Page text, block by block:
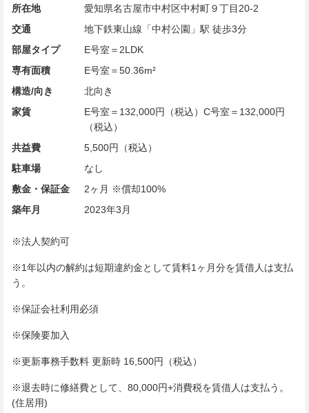
所在地
愛知県名古屋市中村区中村町９丁目20-2
交通
地下鉄東山線「中村公園」駅 徒歩3分
部屋タイプ
E号室＝2LDK
専有面積
E号室＝50.36m²
構造/向き
北向き
家賃
E号室＝132,000円（税込）C号室＝132,000円
（税込）
共益費
5,500円（税込）
駐車場
なし
敷金・保証金
2ヶ月 ※償却100%
築年月
2023年3月
※法人契約可
※1年以内の解約は短期違約金として賃料1ヶ月分を賃借人は支払
う。
※保証会社利用必須
※保険要加入
※更新事務手数料 更新時 16,500円（税込）
※退去時に修繕費として、80,000円+消費税を賃借人は支払う。
(住居用)